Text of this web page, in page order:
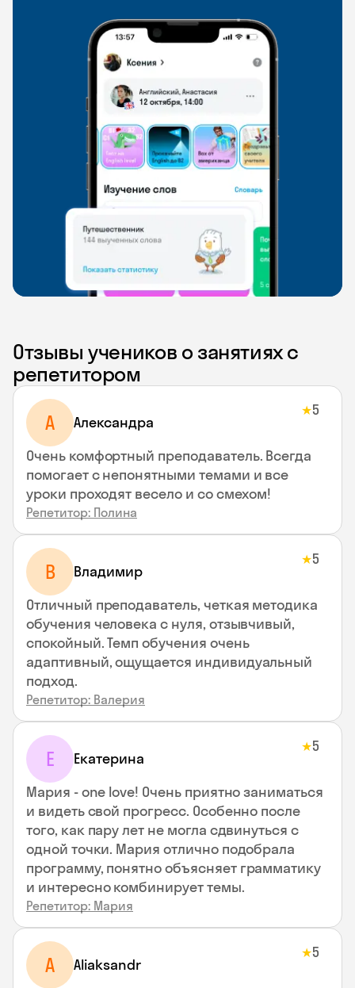
Отзывы учеников о занятиях с
репетитором
A Aлександра
★5
Очень комфортный преподаватель. Всегда
помогает с непонятными темами и все
уроки проходят весело и со смехом!
Репетитор: Полина
В Владимир
★5
Отличный преподаватель, четкая методика
обучения человека с нуля, отзывчивый,
спокойный. Темп обучения очень
адаптивный, ощущается индивидуальный
подход.
Репетитор: Валерия
Е Екатерина
★5
Мария - one love! Очень приятно заниматься
и видеть свой прогресс. Особенно после
того, как пару лет не могла сдвинуться с
одной точки. Мария отлично подобрала
программу, понятно объясняет грамматику
и интересно комбинирует темы.
Репетитор: Мария
A Aliaksandr
★5